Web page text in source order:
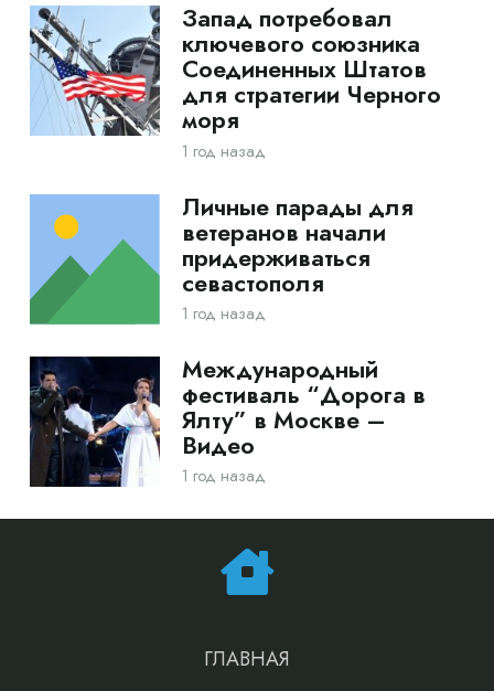
Запад потребовал
ключевого союзника
Соединенных Штатов
для стратегии Черного
моря
1 год назад
Личные парады для
ветеранов начали
придерживаться
севастополя
1 год назад
Международный
фестиваль “Дорога в
Ялту” в Москве –
Видео
1 год назад
ГЛАВНАЯ